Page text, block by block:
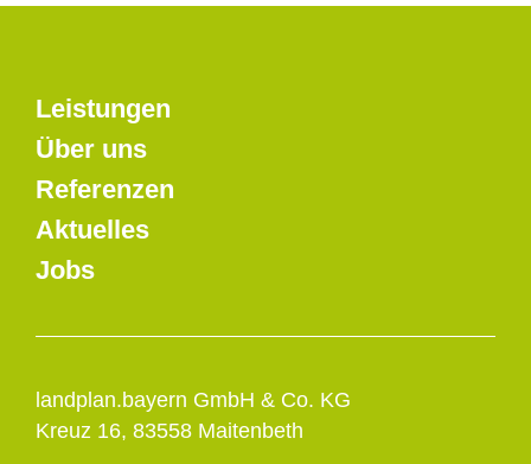
landplan.bayern GmbH & Co. KG
Kreuz 16, 83558 Maitenbeth
Leistungen
Über uns
Referenzen
Aktuelles
Jobs